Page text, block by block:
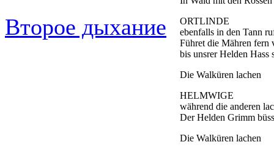
Второе дыхание
ORTLINDE
ebenfalls in den Tann
Führet die Mähren fern
bis unsrer Helden Hass
Die Walküren lachen
HELMWIGE
während die anderen
Der Helden Grimm
Die Walküren lachen